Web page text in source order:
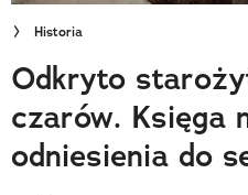
Wielki Konkurs Fotograficzny
Trendbook Podróżniczy
Polecane
Historia
Odkryto
czarów. Księga
odniesienia do